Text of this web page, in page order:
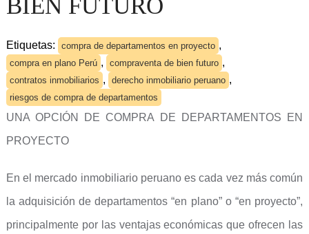
BIEN FUTURO
Etiquetas: compra de departamentos en proyecto ,
compra en plano Perú , compraventa de bien futuro ,
contratos inmobiliarios , derecho inmobiliario peruano ,
riesgos de compra de departamentos
UNA OPCIÓN DE COMPRA DE DEPARTAMENTOS EN
PROYECTO
En el mercado inmobiliario peruano es cada vez más común
la adquisición de departamentos “en plano” o “en proyecto”,
principalmente por las ventajas económicas que ofrecen las